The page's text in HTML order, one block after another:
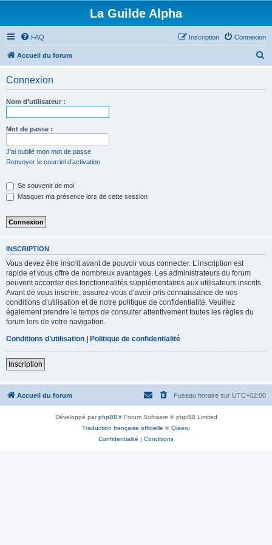
La Guilde Alpha
FAQ Connexion
Inscription
Accueil du forum
Connexion
Nom d’utilisateur :
Mot de passe :
J’ai oublié mon mot de passe
Renvoyer le courriel d’activation
Se souvenir de moi
Masquer ma présence lors de cette session
INSCRIPTION
Vous devez être inscrit avant de pouvoir vous connecter. L’inscription est
rapide et vous offre de nombreux avantages. Les administrateurs du forum
peuvent accorder des fonctionnalités supplémentaires aux utilisateurs inscrits.
Avant de vous inscrire, assurez-vous d’avoir pris connaissance de nos
conditions d’utilisation et de notre politique de confidentialité. Veuillez
également prendre le temps de consulter attentivement toutes les règles du
forum lors de votre navigation.
Conditions d’utilisation | Politique de confidentialité
Inscription
Accueil du forum Fuseau horaire sur UTC+02:00
Développé parphpBB® Forum Software © phpBB Limited
Traduction française officielle ©Qiaeru
Confidentialité | Conditions